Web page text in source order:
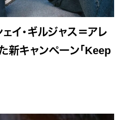
イ・ギルジャス＝アレ
新キャンペーン「Keep